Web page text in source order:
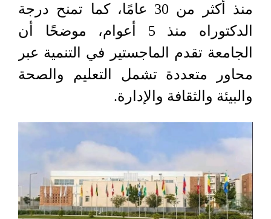
منذ أكثر من 30 عامًا، كما تمنح درجة
الدكتوراه منذ 5 أعوام، موضحًا أن
الجامعة تقدم الماجستير في التنمية عبر
محاور متعددة تشمل التعليم والصحة
والبيئة والثقافة والإدارة.